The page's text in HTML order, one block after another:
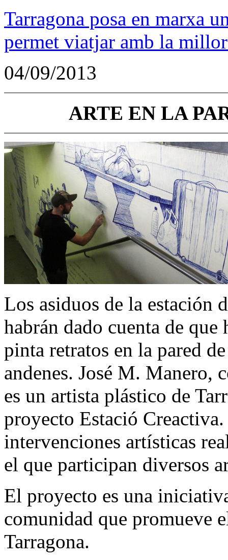
Tarragona posa en marxa
permet viatjar amb la
04/09/2013
ARTE EN LA
Los asiduos de la estación
habrán dado cuenta de
pinta retratos en la pared
andenes. José M.
es un artista plástico de
proyecto Estació
intervenciones artísticas
el que participan diversos
El proyecto es una
comunidad que promueve
Tarragona.